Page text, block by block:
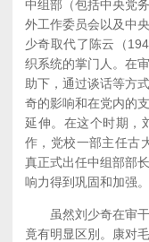
中组部（包括中央党
外工作委员会以及中
少奇取代了陈云（
织系统的掌门人。在
助下，通过谈话等方
奇的影响和在党内的
延伸。在这个时期，
作，党校一部主任古
真正式出任中组部部
响力得到巩固和加强。
虽然刘少奇在审干
竟有明显区別。康对